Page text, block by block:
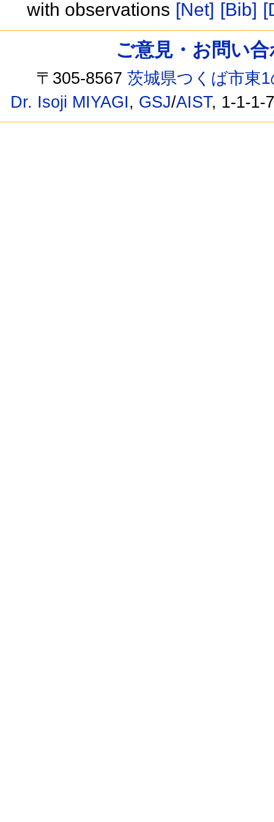
with observations [Net] [Bib]
ご意見・お問い
〒305-8567茨城県つくば市東
Dr. Isoji MIYAGI, GSJ/AIST, 1-1-1-